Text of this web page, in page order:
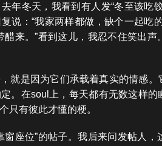
年冬天，我看到有人发“冬至该吃
说：“我家两样都做，缺个一起吃
醋来。”看到这儿，我忍不住笑出
就是因为它们承载着真实的情感
。在soul上，每天都有无数这样
只有彼此才懂的梗。
窗座位”的帖子。我后来问发帖人